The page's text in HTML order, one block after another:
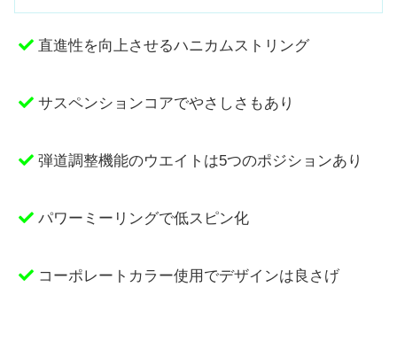
直進性を向上させるハニカムストリング
サスペンションコアでやさしさもあり
弾道調整機能のウエイトは5つのポジションあり
パワーミーリングで低スピン化
コーポレートカラー使用でデザインは良さげ